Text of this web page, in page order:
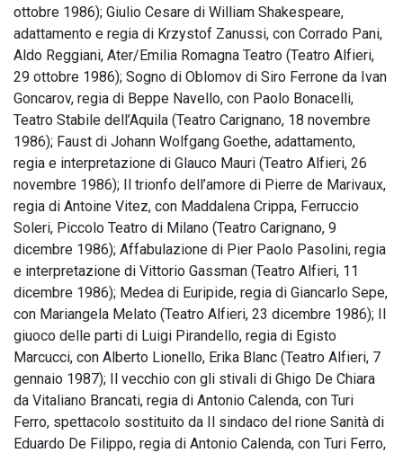
ottobre 1986); Giulio Cesare di William Shakespeare,
adattamento e regia di Krzystof Zanussi, con Corrado Pani,
Aldo Reggiani, Ater/Emilia Romagna Teatro (Teatro Alfieri,
29 ottobre 1986); Sogno di Oblomov di Siro Ferrone da Ivan
Goncarov, regia di Beppe Navello, con Paolo Bonacelli,
Teatro Stabile dell’Aquila (Teatro Carignano, 18 novembre
1986); Faust di Johann Wolfgang Goethe, adattamento,
regia e interpretazione di Glauco Mauri (Teatro Alfieri, 26
novembre 1986); Il trionfo dell’amore di Pierre de Marivaux,
regia di Antoine Vitez, con Maddalena Crippa, Ferruccio
Soleri, Piccolo Teatro di Milano (Teatro Carignano, 9
dicembre 1986); Affabulazione di Pier Paolo Pasolini, regia
e interpretazione di Vittorio Gassman (Teatro Alfieri, 11
dicembre 1986); Medea di Euripide, regia di Giancarlo Sepe,
con Mariangela Melato (Teatro Alfieri, 23 dicembre 1986); Il
giuoco delle parti di Luigi Pirandello, regia di Egisto
Marcucci, con Alberto Lionello, Erika Blanc (Teatro Alfieri, 7
gennaio 1987); Il vecchio con gli stivali di Ghigo De Chiara
da Vitaliano Brancati, regia di Antonio Calenda, con Turi
Ferro, spettacolo sostituito da Il sindaco del rione Sanità di
Eduardo De Filippo, regia di Antonio Calenda, con Turi Ferro,